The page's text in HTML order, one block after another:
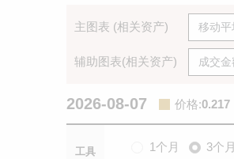
主图表 (相关资产)
辅助图表(相关资产)
2026-08-07 价格:0.217
工具 1个月 3个月